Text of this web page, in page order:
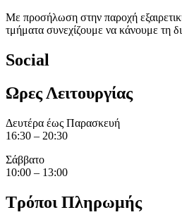
Με προσήλωση στην παροχή
τμήματα συνεχίζουμε να κάνουμε τη
Social
Ωρες Λειτουργίας
Δευτέρα έως Παρασκευή
16:30 – 20:30
Σάββατο
10:00 – 13:00
Τρόποι Πληρωμής